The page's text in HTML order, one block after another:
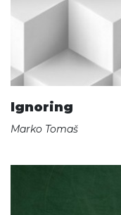
Ignoring
Marko Tomaš